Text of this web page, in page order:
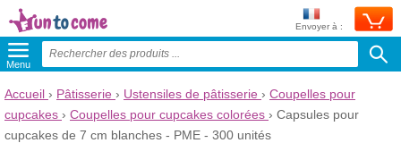
Envoyer à :
Menu
Accueil › Pâtisserie › Ustensiles de pâtisserie › Coupelles pour
cupcakes › Coupelles pour cupcakes colorées › Capsules pour
cupcakes de 7 cm blanches - PME - 300 unités